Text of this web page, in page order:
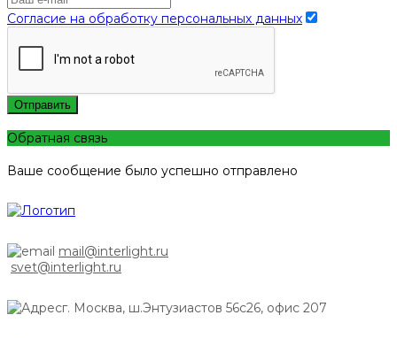
Согласие на обработку персональных данных
Отправить
Обратная связь
Ваше сообщение было успешно отправлено
mail@interlight.ru
svet@interlight.ru
г. Москва, ш.Энтузиастов 56с26, офис 207